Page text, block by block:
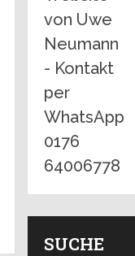
von Uwe
Neumann
- Kontakt
per
WhatsApp
0176
64006778
SUCHE